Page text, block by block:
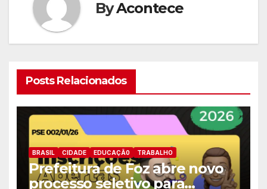
ByAcontece
Posts Relacionados
BRASIL CIDADE EDUCAÇÃ0 TRABALHO
Prefeitura de Foz abre novo
processo seletivo para